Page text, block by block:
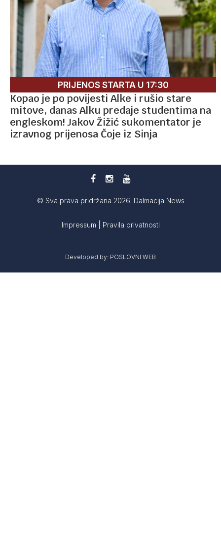
PRIJENOS STARTA U 17:30
Kopao je po povijesti Alke i rušio stare
mitove, danas Alku predaje studentima na
engleskom! Jakov Žižić sukomentator je
izravnog prijenosa Čoje iz Sinja
© Sva prava pridržana 2026. Dalmacija News
Impressum Pravila privatnosti
Developed by: POSLOVNI WEB